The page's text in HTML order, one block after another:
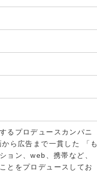
るプロデュースカンパニ
ら広告まで一貫した 「も
ョン、web、携帯など、
とをプロデュースしてお